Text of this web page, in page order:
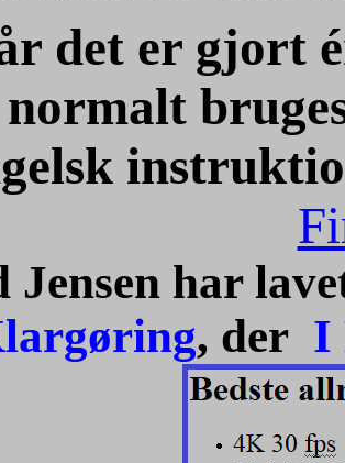
det er gjort
normalt
Jensen har
, der I